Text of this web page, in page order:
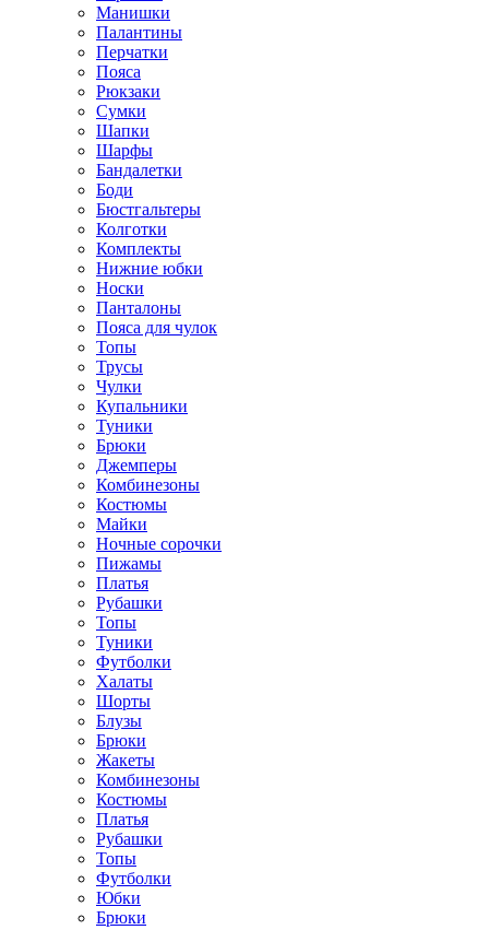
Манишки
Палантины
Перчатки
Пояса
Рюкзаки
Сумки
Шапки
Шарфы
Бандалетки
Боди
Бюстгальтеры
Колготки
Комплекты
Нижние юбки
Носки
Панталоны
Поясa для чулок
Топы
Трусы
Чулки
Купальники
Туники
Брюки
Джемперы
Комбинезоны
Костюмы
Майки
Ночные сорочки
Пижамы
Платья
Рубашки
Топы
Туники
Футболки
Халаты
Шорты
Блузы
Брюки
Жакеты
Комбинезоны
Костюмы
Платья
Рубашки
Топы
Футболки
Юбки
Брюки